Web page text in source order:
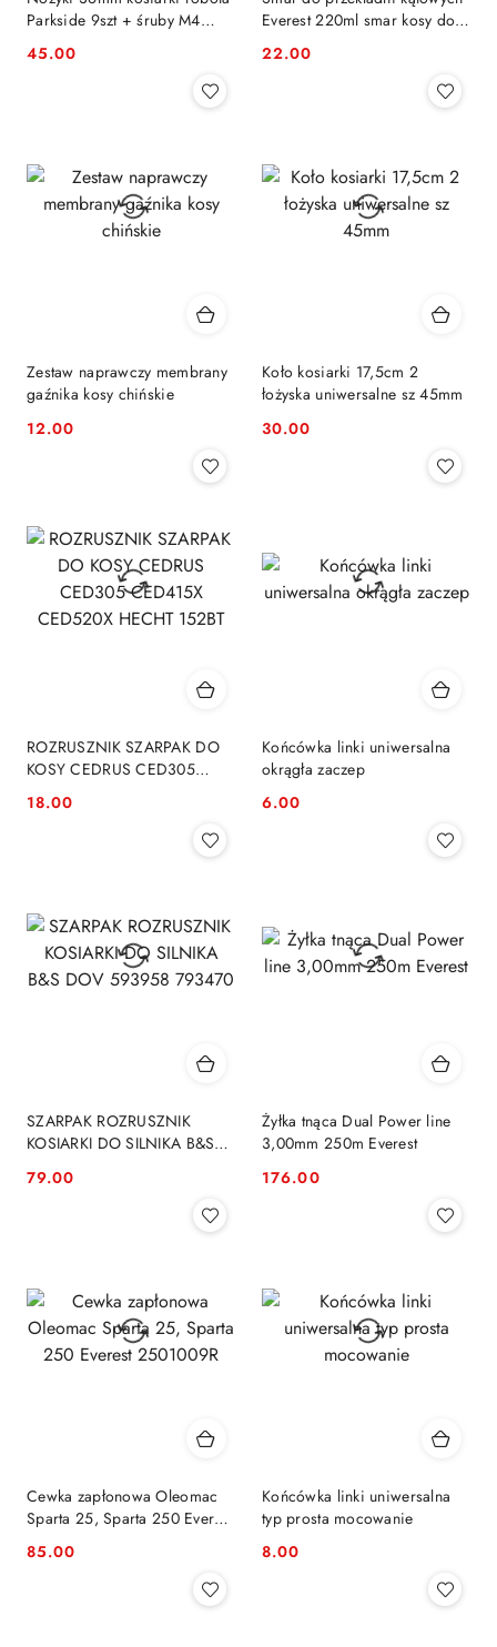
Parkside 9szt + śruby M4
Cena:
45.00
Everest 220ml smar kosy do
Cena:
22.00
Zestaw naprawczy membrany
gaźnika kosy chińskie
Cena:
12.00
Koło kosiarki 17,5cm 2
łożyska uniwersalne sz 45mm
Cena:
30.00
ROZRUSZNIK SZARPAK DO
KOSY CEDRUS CED305
152BT
Cena:
18.00
Końcówka linki uniwersalna
okrągła zaczep
Cena:
6.00
SZARPAK ROZRUSZNIK
KOSIARKI DO SILNIKA B&S
Cena:
79.00
Żyłka tnąca Dual Power line
3,00mm 250m Everest
Cena:
176.00
Cewka zapłonowa Oleomac
Sparta 25, Sparta 250 Everest
Cena:
85.00
Końcówka linki uniwersalna
typ prosta mocowanie
Cena:
8.00